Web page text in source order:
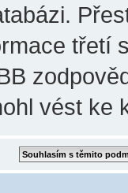
třetí
vést ke